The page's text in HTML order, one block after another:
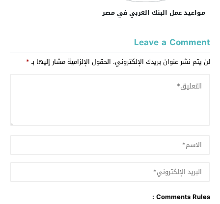
مواعيد عمل البنك العربي في مصر
Leave a Comment
لن يتم نشر عنوان بريدك الإلكتروني. الحقول الإلزامية مشار إليها بـ*
Comments Rules :